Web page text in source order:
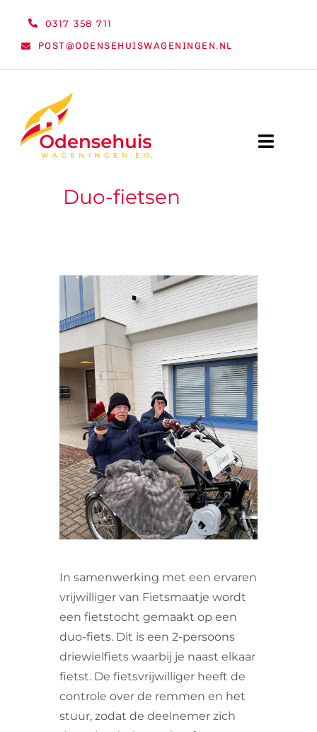
0317 358 711
POST@ODENSEHUISWAGENINGEN.NL
Toggle
WELKOM
ORGANISATIE
VRIJWILLIGERS & STAGIAIRES
CONTACT
Duo-fietsen
In samenwerking met een ervaren
vrijwilliger van Fietsmaatje wordt
een fietstocht gemaakt op een
duo-fiets. Dit is een 2-persoons
driewielfiets waarbij je naast elkaar
fietst. De fietsvrijwilliger heeft de
controle over de remmen en het
stuur, zodat de deelnemer zich